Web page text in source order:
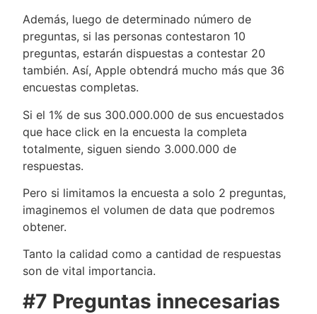
Además, luego de determinado número de
preguntas, si las personas contestaron 10
preguntas, estarán dispuestas a contestar 20
también. Así, Apple obtendrá mucho más que 36
encuestas completas.
Si el 1% de sus 300.000.000 de sus encuestados
que hace click en la encuesta la completa
totalmente, siguen siendo 3.000.000 de
respuestas.
Pero si limitamos la encuesta a solo 2 preguntas,
imaginemos el volumen de data que podremos
obtener.
Tanto la calidad como a cantidad de respuestas
son de vital importancia.
#7 Preguntas innecesarias